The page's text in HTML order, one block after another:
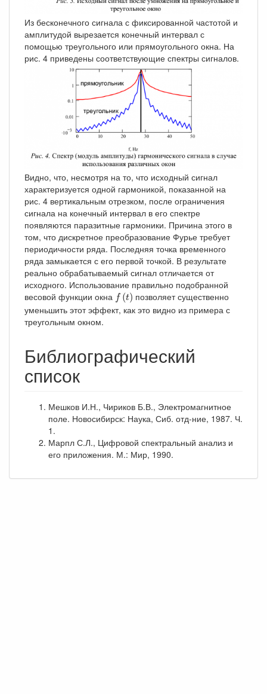
Из бесконечного сигнала с фиксированной частотой и
амплитудой вырезается конечный интервал с
помощью треугольного или прямоугольного окна. На
рис. 4 приведены соответствующие спектры сигналов.
Видно, что, несмотря на то, что исходный сигнал
характеризуется одной гармоникой, показанной на
рис. 4 вертикальным отрезком, после ограничения
сигнала на конечный интервал в его спектре
появляются паразитные гармоники. Причина этого в
том, что дискретное преобразование Фурье требует
периодичности ряда. Последняя точка временного
ряда замыкается с его первой точкой. В результате
реально обрабатываемый сигнал отличается от
исходного. Использование правильно подобранной
весовой функции окна f (t)
f(t)
позволяет существенно
уменьшить этот эффект, как это видно из примера с
треугольным окном.
Библиографический
список
Мешков И.Н., Чириков Б.В., Электромагнитное
поле. Новосибирск: Наука, Сиб. отд-ние, 1987. Ч.
1.
Марпл С.Л., Цифровой спектральный анализ и
его приложения. М.: Мир, 1990.